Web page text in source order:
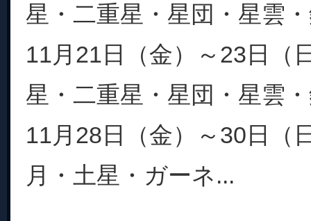
星・二重星・星団・星雲
11月21日（金）～23日（
星・二重星・星団・星雲
11月28日（金）～30日（
月・土星・ガーネ...